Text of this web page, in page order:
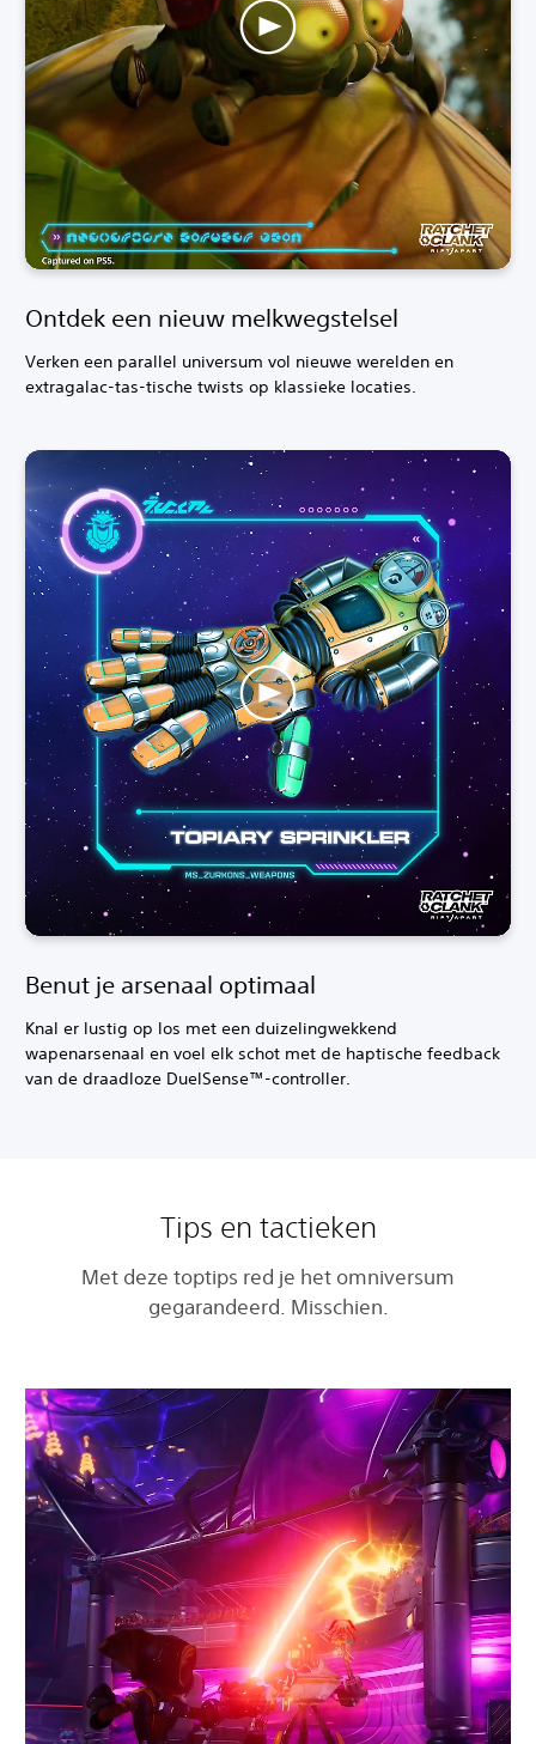
Ontdek een nieuw melkwegstelsel
Verken een parallel universum vol nieuwe werelden en
extragalac-tas-tische twists op klassieke locaties.
Benut je arsenaal optimaal
Knal er lustig op los met een duizelingwekkend
wapenarsenaal en voel elk schot met de haptische feedback
van de draadloze DuelSense™-controller.
Tips en tactieken
Met deze toptips red je het omniversum
gegarandeerd. Misschien.